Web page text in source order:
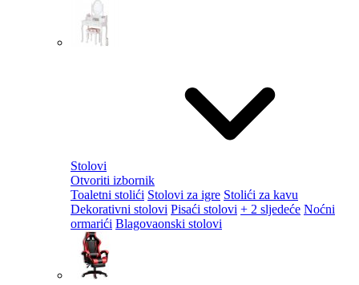
Stolovi
Otvoriti izbornik
Toaletni stolići Stolovi za igre Stolići za kavu
Dekorativni stolovi Pisaći stolovi + 2 sljedeće Noćni
ormarići Blagovaonski stolovi